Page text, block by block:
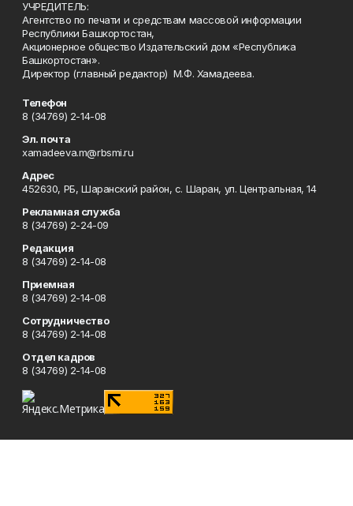
УЧРЕДИТЕЛЬ:
Агентство по печати и средствам массовой информации
Республики Башкортостан,
Акционерное общество Издательский дом «Республика
Башкортостан».
Директор (главный редактор) М.Ф. Хамадеева.
Телефон
8 (34769) 2-14-08
Эл. почта
xamadeeva.m@rbsmi.ru
Адрес
452630, РБ, Шаранский район, с. Шаран, ул. Центральная, 14
Рекламная служба
8 (34769) 2-24-09
Редакция
8 (34769) 2-14-08
Приемная
8 (34769) 2-14-08
Сотрудничество
8 (34769) 2-14-08
Отдел кадров
8 (34769) 2-14-08